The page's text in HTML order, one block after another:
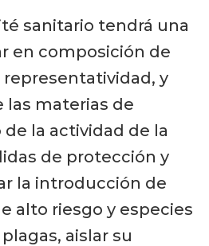
sanitario tendrá una
en composición de
y
las materias de
la actividad de la
de protección y
la introducción de
alto riesgo y especies
aislar su